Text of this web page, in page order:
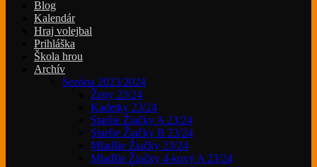
Blog
Kalendár
Hraj volejbal
Prihláška
Škola hrou
Archív
Sezóna 2023/2024
Ženy 23/24
Kadetky 23/24
Staršie Žiačky A 23/24
Staršie Žiačky B 23/24
Mladšie Žiačky 23/24
Mladšie Žiačky 4-kový A 23/24